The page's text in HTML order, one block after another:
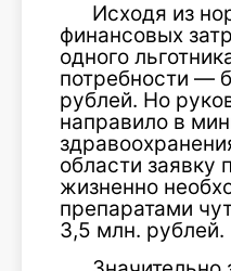
Исходя из
финансовых
одного
потребности —
рублей. Но
направило в
области заявку
жизненно
препаратами
3,5 млн. рублей.